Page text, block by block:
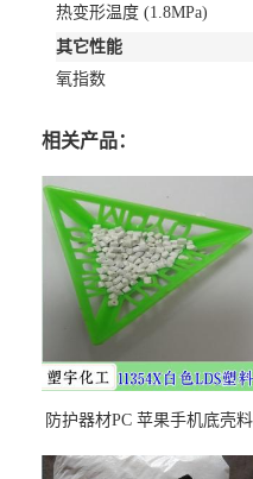
热变形温度 (1.8MPa)
其它性能
氧指数
相关产品：
防护器材PC 苹果手机底壳料